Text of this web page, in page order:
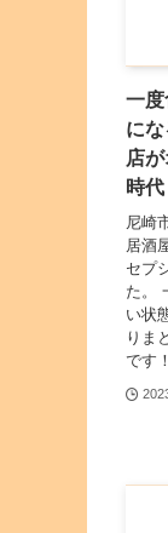
一度
に
店
時
尼崎
居酒
セプ
た。
い状
りま
です